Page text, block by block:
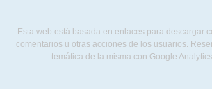
Esta web está basada en enlaces para descargar
comentarios u otras acciones de los usuarios.
temática de la misma con Google